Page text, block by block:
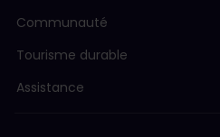
Communauté
Tourisme durable
Assistance